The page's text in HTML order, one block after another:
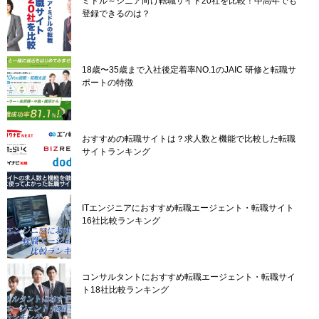
登録できるのは？
18歳〜35歳まで入社後定着率NO.1のJAIC 研修と転職サ
ポートの特徴
おすすめの転職サイトは？求人数と機能で比較した転職
サイトランキング
ITエンジニアにおすすめ転職エージェント・転職サイト
16社比較ランキング
コンサルタントにおすすめ転職エージェント・転職サイ
ト18社比較ランキング